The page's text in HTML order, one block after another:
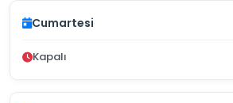
Cumartesi
Kapalı